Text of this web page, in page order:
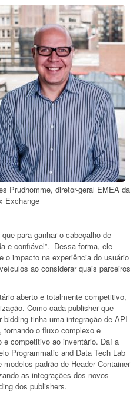
Prudhomme, diretor-geral EMEA da
Exchange
para ganhar o cabeçalho de
e confiável”. Dessa forma, ele
o impacto na experiência do usuário
ao considerar quais parceiros
aberto e totalmente competitivo,
Como cada publisher que
tinha uma integração de API
o fluxo complexo e
competitivo ao inventário. Daí a
Programmatic and Data Tech Lab
padrão de Header Container
as integrações dos novos
dos publishers.